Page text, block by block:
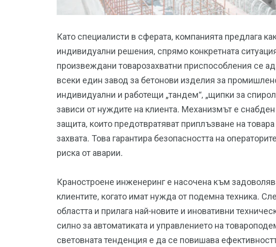
Като специалисти в сферата, компанията предлага
индивидуални решения, спрямо конкретната
произвеждани товарозахватни приспособления се
всеки един завод за бетонови изделия за
индивидуални и работещи „тандем“, „щипки за
зависи от нуждите на клиента. Механизмът е
защита, които предотвратяват приплъзване на
захвата. Това гарантира безопасността на
риска от аварии.
Краностроене инженеринг е насочена към
клиентите, когато имат нужда от подемна техника.
областта и прилага най-новите и иновативни
силно за автоматиката и управлението на
световната тенденция е да се повишава